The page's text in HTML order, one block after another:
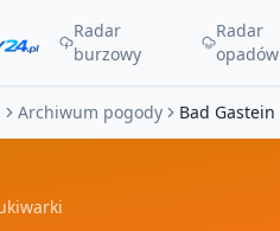
Radar
burzowy
Radar
opadów
Archiwum pogody Bad Gastein